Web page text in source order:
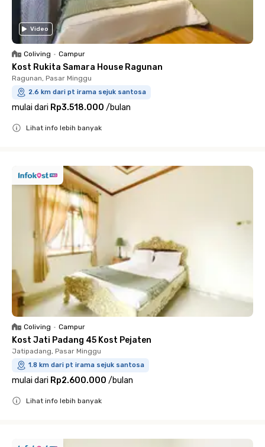
Video
Coliving • Campur
Kost Rukita Samara House Ragunan
Ragunan, Pasar Minggu
2.6 km dari pt irama sejuk santosa
mulai dari Rp3.518.000 /bulan
Lihat info lebih banyak
Coliving • Campur
Kost Jati Padang 45 Kost Pejaten
Jatipadang, Pasar Minggu
1.8 km dari pt irama sejuk santosa
mulai dari Rp2.600.000 /bulan
Lihat info lebih banyak